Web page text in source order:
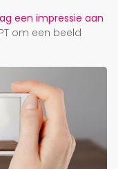
een impressie aan
om een beeld